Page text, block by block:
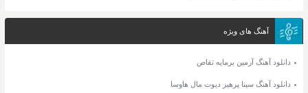
آهنگ های ویژه
دانلود آهنگ آرمین برمایه تقاص
دانلود آهنگ سینا پرهیز دیوت مال هاوسا